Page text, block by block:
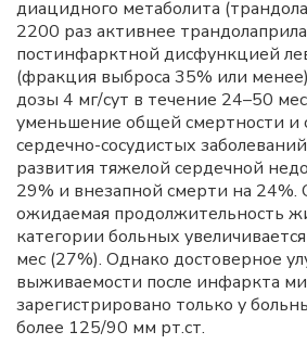
диацидного метаболита
2200 раз активнее
постинфарктной дисфункцией
(фракция выброса 35% или
дозы 4 мг/сут в течение 24–50
уменьшение общей смертности и
сердечно-сосудистых
развития тяжелой сердечной
29% и внезапной смерти на 24%.
ожидаемая продолжительность
категории больных
мес (27%). Однако достоверное
выживаемости после инфаркта
зарегистрировано только у
более 125/90 мм рт.ст.